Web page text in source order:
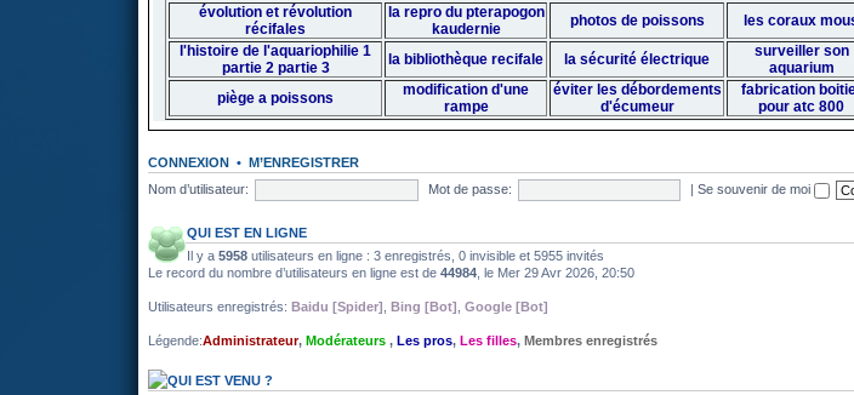
évolution et révolution
récifales
la repro du pterapogon
kaudernie
photos de poissons les coraux
l'histoire de l'aquariophilie 1
partie 2 partie 3 la bibliothèque recifale la sécurité électrique
surveiller son
aquarium
piège a poissons
modification d'une
rampe
éviter les débordements
d'écumeur
fabrication
pour atc 800
CONNEXION • M’ENREGISTRER
Nom d’utilisateur:
Mot de passe: |Se souvenir de moi
QUI EST EN LIGNE
Il y a 5958 utilisateurs en ligne : 3 enregistrés, 0 invisible et 5955 invités
Le record du nombre d’utilisateurs en ligne est de 44984 , le Mer 29 Avr 2026, 20:50
Utilisateurs enregistrés: Baidu [Spider] Bing [Bot] Google [Bot]
Légende:Administrateur, Modérateurs , Les pros, Les filles, Membres enregistrés
QUI EST VENU ?